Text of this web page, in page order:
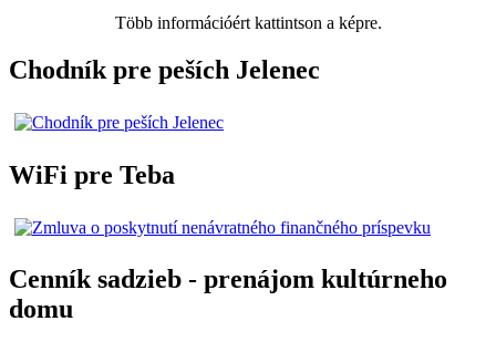
Több információért kattintson a képre.
Chodník pre peších Jelenec
WiFi pre Teba
Cenník sadzieb - prenájom kultúrneho
domu